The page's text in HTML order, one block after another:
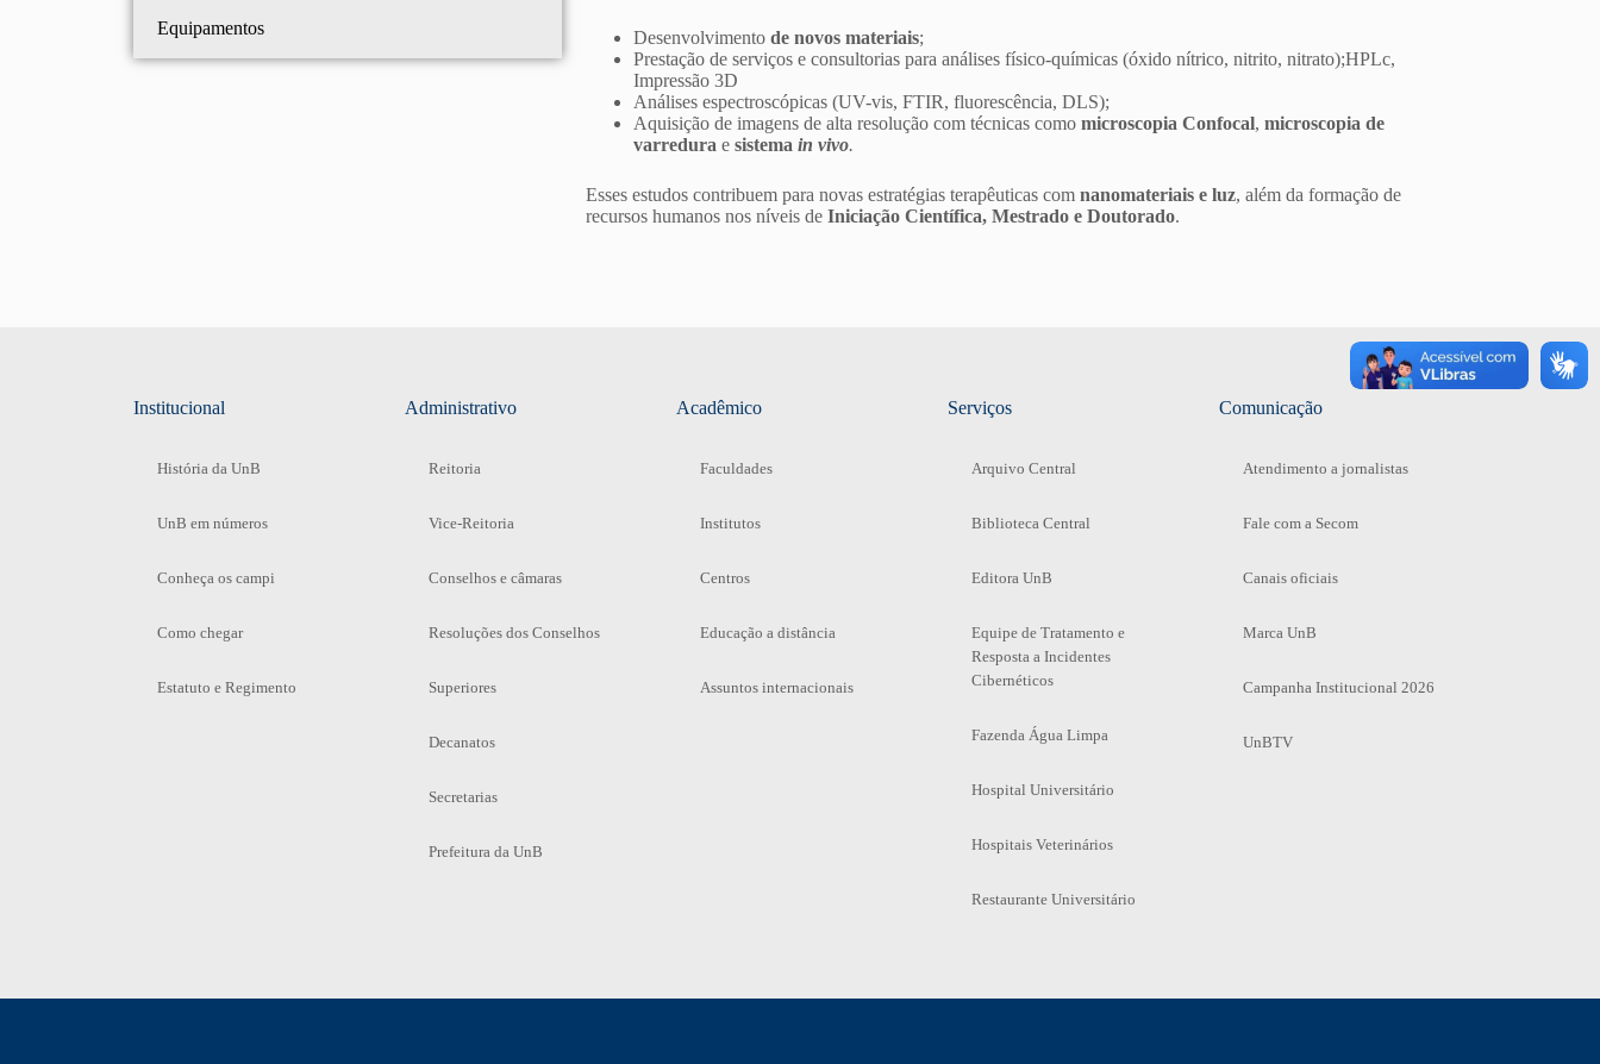
Equipamentos Desenvolvimento de novos materiais;
Prestação de serviços e consultorias para análises físico-químicas (óxido nítrico, nitrito, nitrato);HPLc,
Impressão 3D
Análises espectroscópicas (UV-vis, FTIR, fluorescência, DLS);
Aquisição de imagens de alta resolução com técnicas como microscopia Confocal, microscopia de
varredurae sistema in vivo.
Esses estudos contribuem para novas estratégias terapêuticas com nanomateriais e luz, além da formação de
recursos humanos nos níveis de Iniciação Científica, Mestrado e Doutorado.
Institucional
História da UnB
UnB em números
Conheça os campi
Como chegar
Estatuto e Regimento
Administrativo
Reitoria
Vice-Reitoria
Conselhos e câmaras
Resoluções dos Conselhos
Superiores
Decanatos
Secretarias
Prefeitura da UnB
Acadêmico
Faculdades
Institutos
Centros
Educação a distância
Assuntos internacionais
Serviços
Arquivo Central
Biblioteca Central
Editora UnB
Equipe de Tratamento e
Resposta a Incidentes
Cibernéticos
Fazenda Água Limpa
Hospital Universitário
Hospitais Veterinários
Restaurante Universitário
Comunicação
Atendimento a jornalistas
Fale com a Secom
Canais oficiais
Marca UnB
Campanha Institucional 2026
UnBTV